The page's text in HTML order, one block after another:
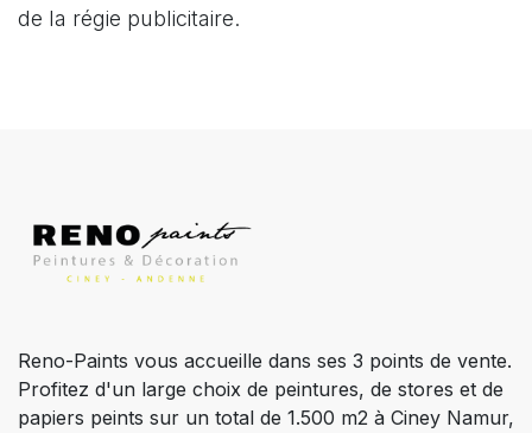
de la régie publicitaire.
Reno-Paints vous accueille dans ses 3 points de vente.
Profitez d'un large choix de peintures, de stores et de
papiers peints sur un total de 1.500 m2 à Ciney Namur,